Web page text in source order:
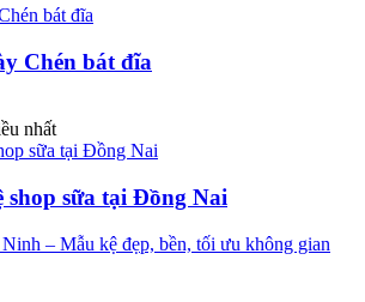
Chén bát đĩa
nhất
shop sữa tại Đồng Nai